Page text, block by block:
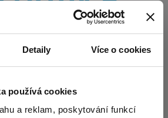
Detaily Více o cookies
používá cookies
a reklam, poskytování funkcí
vč.
pro nové
sídlo za